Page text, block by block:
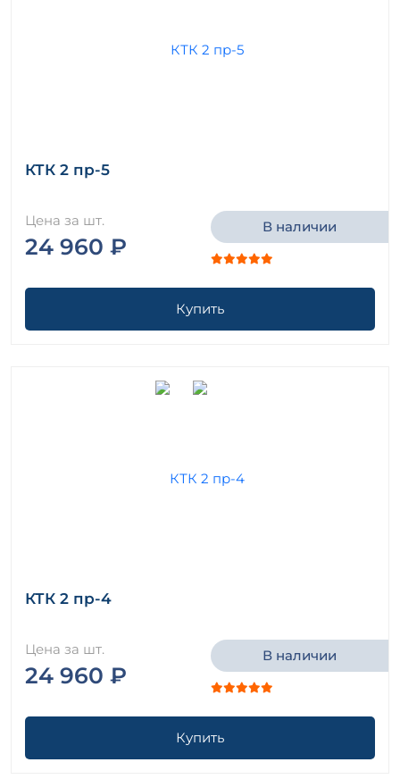
КТК 2 пр-5
Цена за шт.
24 960 ₽
В наличии
Купить
КТК 2 пр-4
Цена за шт.
24 960 ₽
В наличии
Купить